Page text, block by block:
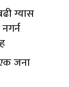
ग्यास
जना